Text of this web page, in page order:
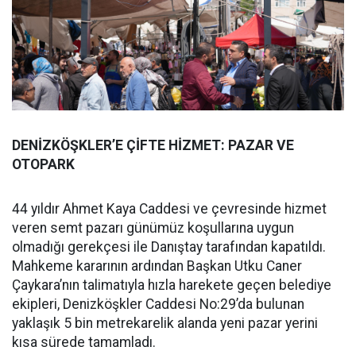
DENİZKÖŞKLER’E ÇİFTE HİZMET: PAZAR VE
OTOPARK
44 yıldır Ahmet Kaya Caddesi ve çevresinde hizmet
veren semt pazarı günümüz koşullarına uygun
olmadığı gerekçesi ile Danıştay tarafından kapatıldı.
Mahkeme kararının ardından Başkan Utku Caner
Çaykara’nın talimatıyla hızla harekete geçen belediye
ekipleri, Denizköşkler Caddesi No:29’da bulunan
yaklaşık 5 bin metrekarelik alanda yeni pazar yerini
kısa sürede tamamladı.